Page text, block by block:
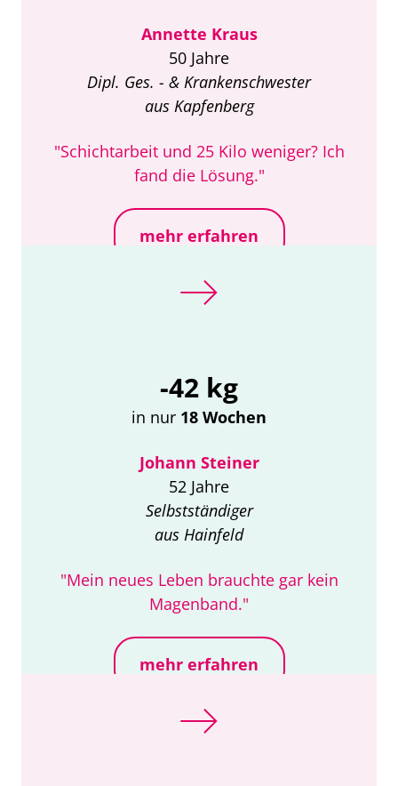
Annette Kraus
50 Jahre
Dipl. Ges. - & Krankenschwester
aus Kapfenberg
"Schichtarbeit und 25 Kilo weniger? Ich
fand die Lösung."
mehr erfahren
-42 kg
in nur 18 Wochen
Johann Steiner
52 Jahre
Selbstständiger
aus Hainfeld
"Mein neues Leben brauchte gar kein
Magenband."
mehr erfahren